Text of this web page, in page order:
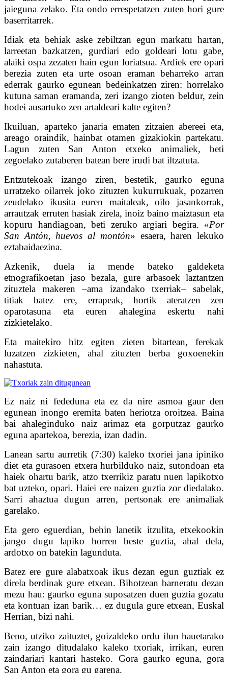
jaieguna zelako. Eta ondo errespetatzen zuten hori gure
baserritarrek.
Idiak eta behiak aske zebiltzan egun markatu hartan,
larreetan bazkatzen, gurdiari edo goldeari lotu gabe,
alaiki ospa zezaten hain egun loriatsua. Ardiek ere opari
berezia zuten eta urte osoan eraman beharreko arran
ederrak gaurko egunean bedeinkatzen ziren: horrelako
kutuna saman eramanda, zeri izango zioten beldur, zein
hodei ausartuko zen artaldeari kalte egiten?
Ikuiluan, aparteko janaria ematen zitzaien abereei eta,
areago oraindik, hainbat otamen gizakiokin partekatu.
Lagun zuten San Anton etxeko animaliek, beti
zegoelako zutaberen batean bere irudi bat iltzatuta.
Entzutekoak izango ziren, bestetik, gaurko eguna
urratzeko oilarrek joko zituzten kukurrukuak, pozarren
zeudelako ikusita euren maitaleak, oilo jasankorrak,
arrautzak erruten hasiak zirela, inoiz baino maiztasun eta
kopuru handiagoan, beti zeruko argiari begira. «Por
San Antón, huevos al montón» esaera, haren lekuko
eztabaidaezina.
Azkenik, duela ia mende bateko galdeketa
etnografikoetan jaso bezala, gure arbasoek laztantzen
zituztela makeren –ama izandako txerriak– sabelak,
titiak batez ere, errapeak, hortik ateratzen zen
oparotasuna eta euren ahalegina eskertu nahi
zizkietelako.
Eta maitekiro hitz egiten zieten bitartean, ferekak
luzatzen zizkieten, ahal zituzten berba goxoenekin
nahastuta.
Ez naiz ni fededuna eta ez da nire asmoa gaur den
egunean inongo eremita baten heriotza oroitzea. Baina
bai ahaleginduko naiz arimaz eta gorputzaz gaurko
eguna apartekoa, berezia, izan dadin.
Lanean sartu aurretik (7:30) kaleko txoriei jana ipiniko
diet eta gurasoen etxera hurbilduko naiz, sutondoan eta
haiek ohartu barik, atzo txerrikiz paratu nuen lapikotxo
bat uzteko, opari. Haiei ere naizen guztia zor diedalako.
Sarri ahaztua dugun arren, pertsonak ere animaliak
garelako.
Eta gero eguerdian, behin lanetik itzulita, etxekookin
jango dugu lapiko horren beste guztia, ahal dela,
ardotxo on batekin lagunduta.
Batez ere gure alabatxoak ikus dezan egun guztiak ez
direla berdinak gure etxean. Bihotzean barneratu dezan
mezu hau: gaurko eguna suposatzen duen guztia gozatu
eta kontuan izan barik… ez dugula gure etxean, Euskal
Herrian, bizi nahi.
Beno, utziko zaituztet, goizaldeko ordu ilun hauetarako
zain izango ditudalako kaleko txoriak, irrikan, euren
zaindariari kantari hasteko. Gora gaurko eguna, gora
San Anton eta gora gu garena.